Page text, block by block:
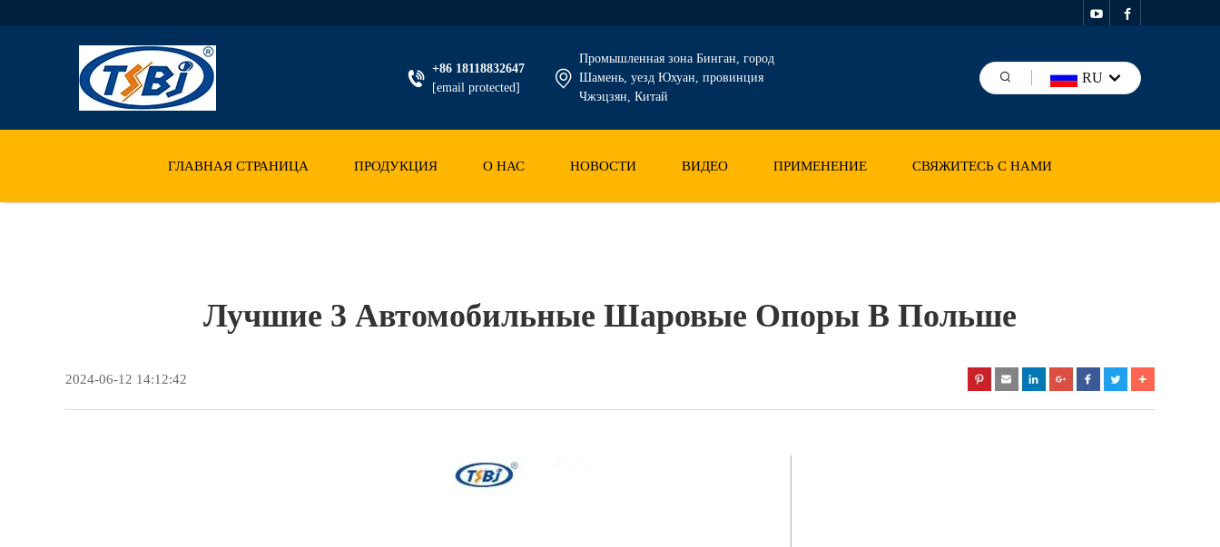
+86 18118832647
[email protected]
Промышленная зона Бинган, город
Шамень, уезд Юхуан, провинция
Чжэцзян, Китай
RU
ГЛАВНАЯ СТРАНИЦА ПРОДУКЦИЯ О НАС НОВОСТИ ВИДЕО ПРИМЕНЕНИЕ СВЯЖИТЕСЬ С НАМИ
Лучшие 3 Автомобильные Шаровые Опоры В Польше
2024-06-12 14:12:42